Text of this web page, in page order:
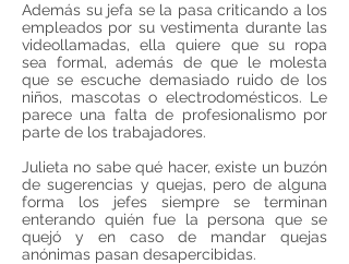
Además su jefa se la pasa criticando a los
empleados por su vestimenta durante las
videollamadas, ella quiere que su ropa
sea formal, además de que le molesta
que se escuche demasiado ruido de los
niños, mascotas o electrodomésticos. Le
parece una falta de profesionalismo por
parte de los trabajadores.
Julieta no sabe qué hacer, existe un buzón
de sugerencias y quejas, pero de alguna
forma los jefes siempre se terminan
enterando quién fue la persona que se
quejó y en caso de mandar quejas
anónimas pasan desapercibidas.